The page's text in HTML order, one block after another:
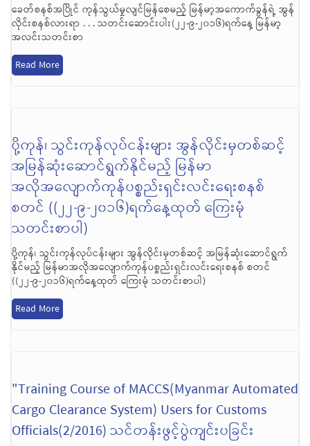
ခေတ်စနစ်အပြိုင် ကုန်သွယ်မှုလျင်မြန်စေမည့် မြန်မာ့အကောက်ခွန်ရဲ့ အွန်
လိုင်းစနစ်လားရာ . . . သတင်းဆောင်းပါး(၂၂-၉-၂၀၁၆)ရက်နေ့ မြန်မာ့
အလင်းသတင်းစာ
Read More
ပို့ကုန်၊ သွင်းကုန်လုပ်ငန်းများ အွန်လိုင်းမှတစ်ဆင့်
အမြန်ဆုံးဆောင်ရွက်နိုင်မည့် မြန်မာ
အလိုအလျောက်ကုန်ပစ္စည်းရှင်းလင်းရေးစနစ်
စတင် ((၂၂-၉-၂၀၁၆)ရက်နေ့ထုတ် ကြေးမုံ
သတင်းစာပါ)
ပို့ကုန်၊ သွင်းကုန်လုပ်ငန်းများ အွန်လိုင်းမှတစ်ဆင့် အမြန်ဆုံးဆောင်ရွက်
နိုင်မည့် မြန်မာအလိုအလျောက်ကုန်ပစ္စည်းရှင်းလင်းရေးစနစ် စတင်
((၂၂-၉-၂၀၁၆)ရက်နေ့ထုတ် ကြေးမုံ သတင်းစာပါ)
Read More
"Training Course of MACCS(Myanmar Automated
Cargo Clearance System) Users for Customs
Officials(2/2016) သင်တန်းဖွင့်ပွဲကျင်းပခြင်း